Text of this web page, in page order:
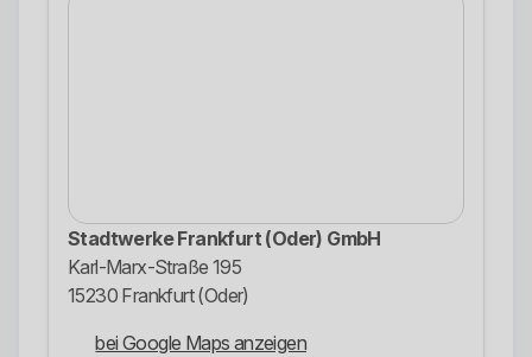
Stadtwerke Frankfurt (Oder) GmbH
Karl-Marx-Straße 195
15230 Frankfurt (Oder)
bei Google Maps anzeigen